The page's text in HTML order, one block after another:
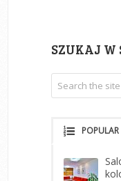
SZUKAJ W
POPULAR